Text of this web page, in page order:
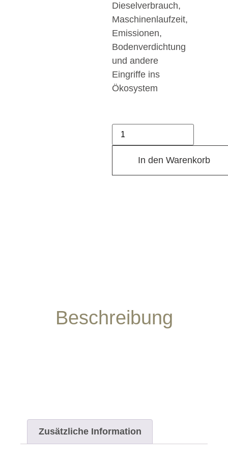
Dieselverbrauch,
Maschinenlaufzeit,
Emissionen,
Bodenverdichtung
und andere
Eingriffe ins
Ökosystem
In den Warenkorb
Beschreibung
Zusätzliche Information